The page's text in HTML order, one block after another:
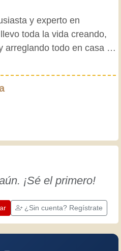
y experto en
toda la vida creando,
arreglando todo en casa y
Mis abuelos me
básico desde pequeño, y
he adquirido una vasta
¡La experiencia enseña! Te
que los
ponen en su
juntos; cada día
¡Sé el primero!
¿Sin cuenta? Regístrate